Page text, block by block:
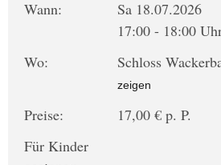
Wann:
Sa 18.07.2026
17:00 - 18:00
Wo:
Schloss
zeigen
Preise:
17,00 € p. P.
Für Kinder